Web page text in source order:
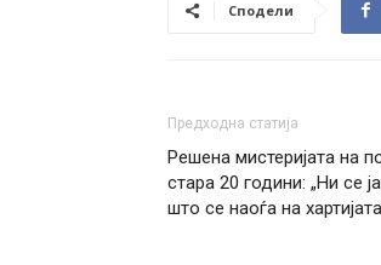
Сподели
Предходна статија
Решена мистеријата на
стара 20 години: „Ни се
што се наоѓа на